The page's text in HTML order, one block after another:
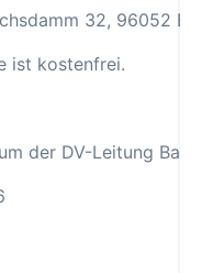
32, 96052
ist kostenfrei.
der DV-Leitung